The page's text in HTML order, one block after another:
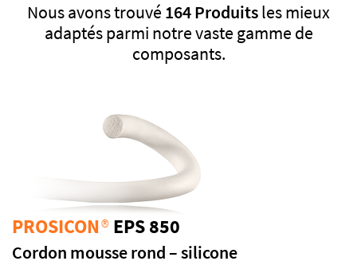
Nous avons trouvé 164 Produitsles mieux
adaptés parmi notre vaste gamme de
composants.
PROSICON®EPS 850
Cordon mousse rond – silicone